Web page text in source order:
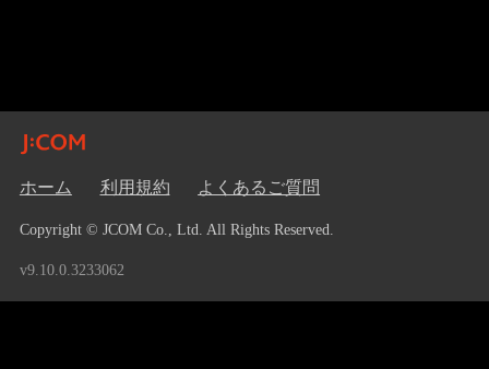
ホーム 利用規約 よくあるご質問
Copyright © JCOM Co., Ltd. All Rights Reserved.
v9.10.0.3233062